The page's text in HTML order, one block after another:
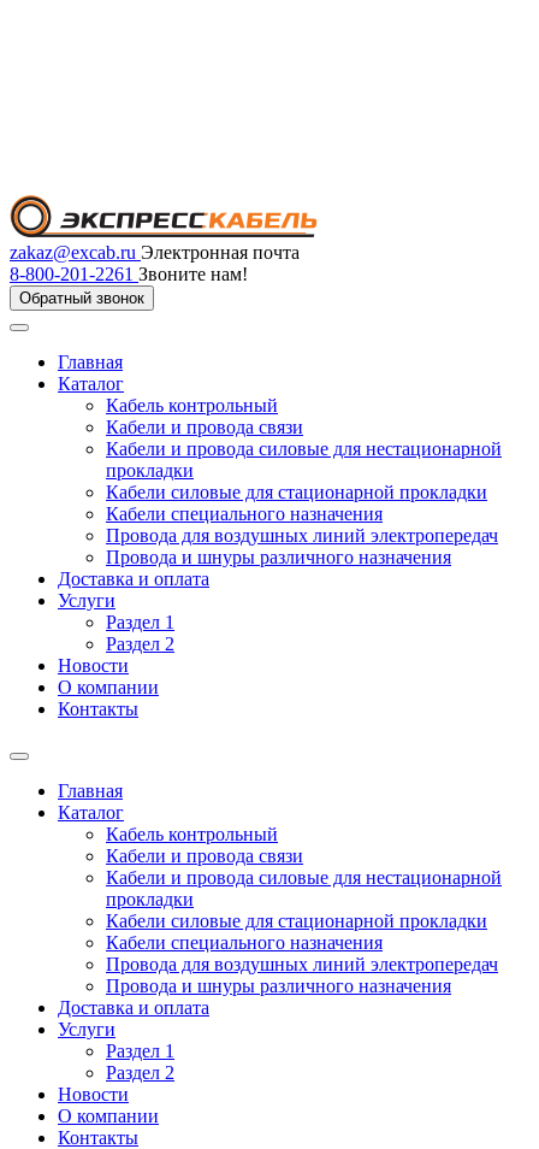
zakaz@excab.ru Электронная почта
8-800-201-2261 Звоните нам!
Обратный звонок
Главная
Каталог
Кабель контрольный
Кабели и провода связи
Кабели и провода силовые для нестационарной
прокладки
Кабели силовые для стационарной прокладки
Кабели специального назначения
Провода для воздушных линий электропередач
Провода и шнуры различного назначения
Доставка и оплата
Услуги
Раздел 1
Раздел 2
Новости
О компании
Контакты
Главная
Каталог
Кабель контрольный
Кабели и провода связи
Кабели и провода силовые для нестационарной
прокладки
Кабели силовые для стационарной прокладки
Кабели специального назначения
Провода для воздушных линий электропередач
Провода и шнуры различного назначения
Доставка и оплата
Услуги
Раздел 1
Раздел 2
Новости
О компании
Контакты